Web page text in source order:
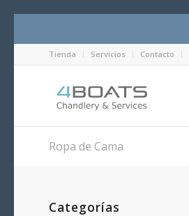
Tienda Servicios Contacto
Ropa de Cama
Categorías